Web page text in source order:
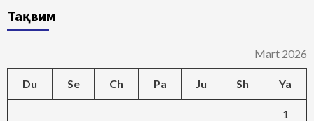
Тақвим
Mart 2026
Du Se Ch Pa Ju Sh Ya
1